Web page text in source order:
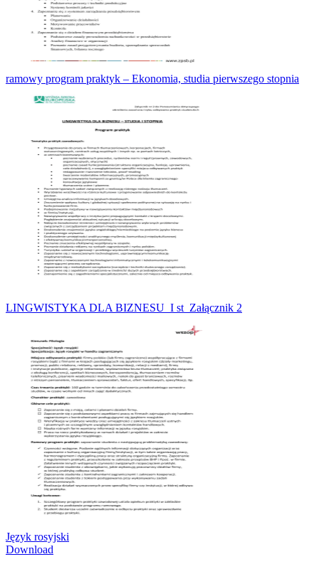
ramowy program praktyk – Ekonomia, studia pierwszego stopnia
LINGWISTYKA DLA BIZNESU_I st_Załącznik 2
Język rosyjski
Download